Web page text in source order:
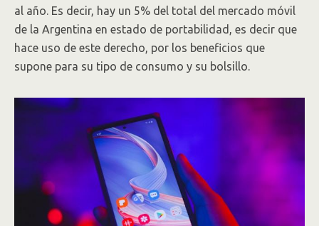
al año. Es decir, hay un 5% del total del mercado móvil
de la Argentina en estado de portabilidad, es decir que
hace uso de este derecho, por los beneficios que
supone para su tipo de consumo y su bolsillo.